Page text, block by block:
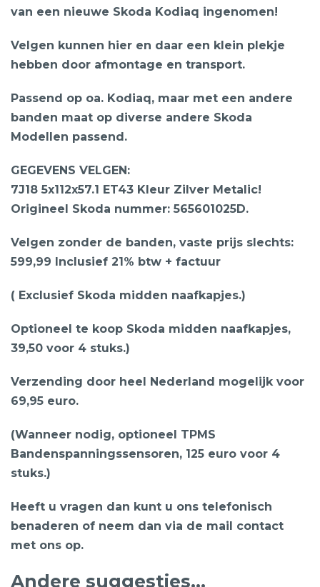
van een nieuwe Skoda Kodiaq ingenomen!
Velgen kunnen hier en daar een klein plekje
hebben door afmontage en transport.
Passend op oa. Kodiaq, maar met een andere
banden maat op diverse andere Skoda
Modellen passend.
GEGEVENS VELGEN:
7J18 5x112x57.1 ET43 Kleur Zilver Metalic!
Origineel Skoda nummer: 565601025D.
Velgen zonder de banden, vaste prijs slechts:
599,99 Inclusief 21% btw + factuur
( Exclusief Skoda midden naafkapjes.)
Optioneel te koop Skoda midden naafkapjes,
39,50 voor 4 stuks.)
Verzending door heel Nederland mogelijk voor
69,95 euro.
(Wanneer nodig, optioneel TPMS
Bandenspanningssensoren, 125 euro voor 4
stuks.)
Heeft u vragen dan kunt u ons telefonisch
benaderen of neem dan via de mail contact
met ons op.
Andere suggesties…